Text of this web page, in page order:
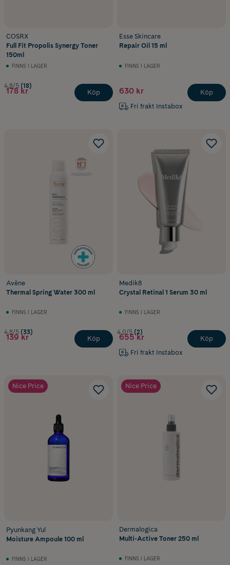
COSRX
Full Fit Propolis Synergy Toner
150ml
FINNS I LAGER
4.8/5 (18)
178 kr Köp
Esse Skincare
Repair Oil 15 ml
FINNS I LAGER
630 kr
Fri frakt Instabox
Köp
Avène
Thermal Spring Water 300 ml
FINNS I LAGER
4.8/5 (33)
139 kr Köp
Medik8
Crystal Retinal 1 Serum 30 ml
FINNS I LAGER
4.0/5 (2)
655 kr
Fri frakt Instabox
Köp
Nice Price
Pyunkang Yul
Moisture Ampoule 100 ml
FINNS I LAGER
Nice Price
Dermalogica
Multi-Active Toner 250 ml
FINNS I LAGER